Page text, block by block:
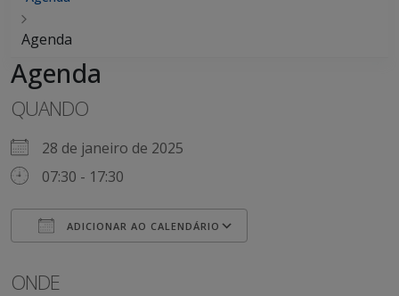
Agenda
Agenda
QUANDO
28 de janeiro de 2025
07:30 - 17:30
ADICIONAR AO CALENDÁRIO
ONDE